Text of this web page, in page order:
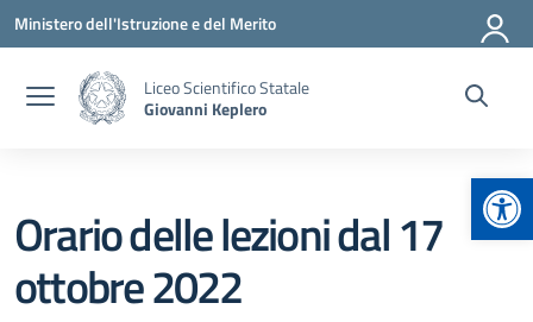
Vai ai contenuti
Vai al menu di navigazione
Vai al footer
Ministero dell'Istruzione e del Merito
Liceo Scientifico Statale
Giovanni Keplero
Orario delle lezioni dal 17
ottobre 2022